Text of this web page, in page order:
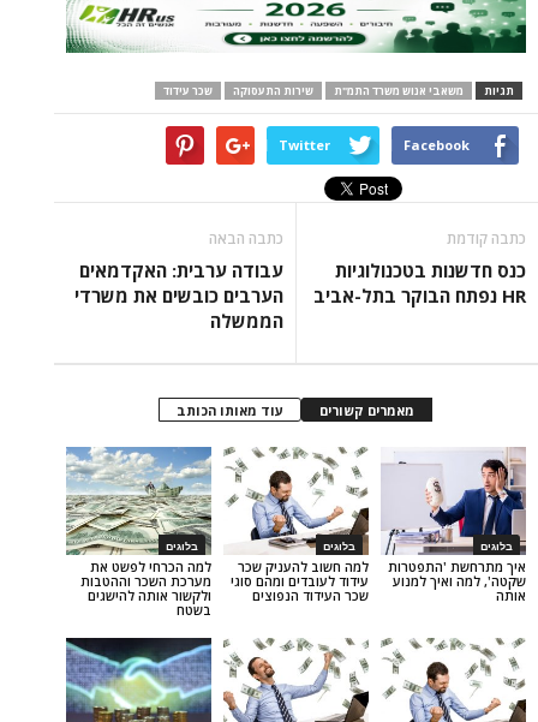
אנוש משרד התמ"ת שירות התעסוקה שכר עידוד
Twitter
בטכנולוגיות
עבודה ערבית: האקדמאים
הערבים כובשים את משרדי
עוד מאותו הכותב
בלוגים
למה הכרחי לפשט את
מערכת השכר וההטבות
ולקשור אותה להישגים
בלוגים
למה חשוב להעניק שכר
עידוד לעובדים ומהם סוגי
שכר העידוד הנפוצים
למנוע